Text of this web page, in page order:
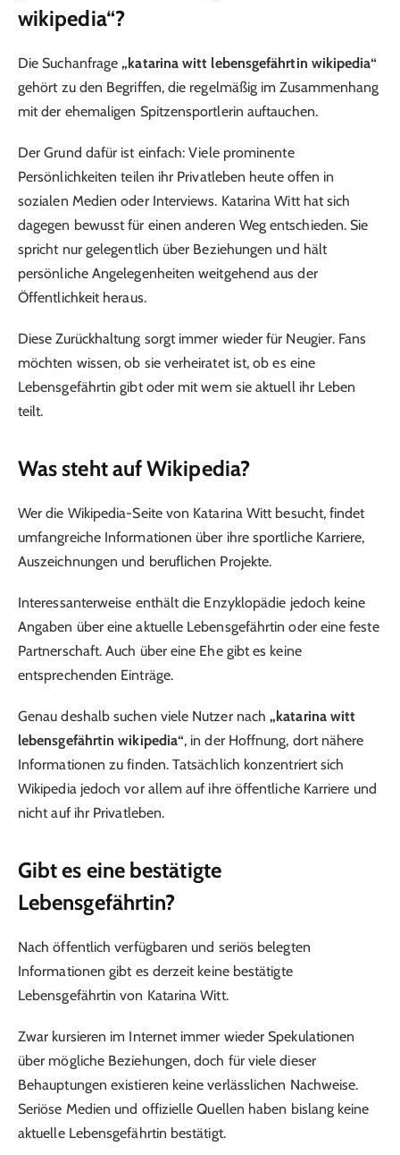
wikipedia“?
Die Suchanfrage„katarina witt lebensgefährtin wikipedia“
gehört zu den Begriffen, die regelmäßig im Zusammenhang
mit der ehemaligen Spitzensportlerin auftauchen.
Der Grund dafür ist einfach: Viele prominente
Persönlichkeiten teilen ihr Privatleben heute offen in
sozialen Medien oder Interviews. Katarina Witt hat sich
dagegen bewusst für einen anderen Weg entschieden. Sie
spricht nur gelegentlich über Beziehungen und hält
persönliche Angelegenheiten weitgehend aus der
Öffentlichkeit heraus.
Diese Zurückhaltung sorgt immer wieder für Neugier. Fans
möchten wissen, ob sie verheiratet ist, ob es eine
Lebensgefährtin gibt oder mit wem sie aktuell ihr Leben
teilt.
Was steht auf Wikipedia?
Wer die Wikipedia-Seite von Katarina Witt besucht, findet
umfangreiche Informationen über ihre sportliche Karriere,
Auszeichnungen und beruflichen Projekte.
Interessanterweise enthält die Enzyklopädie jedoch keine
Angaben über eine aktuelle Lebensgefährtin oder eine feste
Partnerschaft. Auch über eine Ehe gibt es keine
entsprechenden Einträge.
Genau deshalb suchen viele Nutzer nach„katarina witt
lebensgefährtin wikipedia“, in der Hoffnung, dort nähere
Informationen zu finden. Tatsächlich konzentriert sich
Wikipedia jedoch vor allem auf ihre öffentliche Karriere und
nicht auf ihr Privatleben.
Gibt es eine bestätigte
Lebensgefährtin?
Nach öffentlich verfügbaren und seriös belegten
Informationen gibt es derzeit keine bestätigte
Lebensgefährtin von Katarina Witt.
Zwar kursieren im Internet immer wieder Spekulationen
über mögliche Beziehungen, doch für viele dieser
Behauptungen existieren keine verlässlichen Nachweise.
Seriöse Medien und offizielle Quellen haben bislang keine
aktuelle Lebensgefährtin bestätigt.